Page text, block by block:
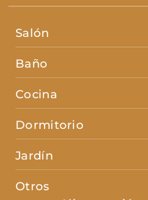
Salón
Baño
Cocina
Dormitorio
Jardín
Otros